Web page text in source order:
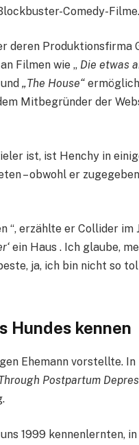
Comedy-Filme.
deren Produktionsfirma
Filmen wie „ Die etwas
und„The House“
Mitbegründer der
ist, ist Henchy in
– obwohl er
“, erzählte er Collider im
ein Haus . Ich glaube,
ja, ich bin nicht so
Hundes kennen
Ehemann vorstellte. In
Postpartum
1999 kennenlernten,